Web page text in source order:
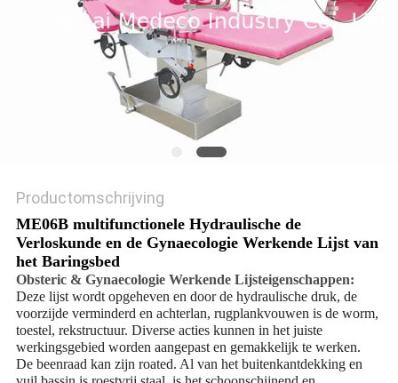
Productomschrijving
ME06B multifunctionele Hydraulische de
Verloskunde en de Gynaecologie Werkende Lijst van
het Baringsbed
Obsteric & Gynaecologie Werkende Lijsteigenschappen:
Deze lijst wordt opgeheven en door de hydraulische druk, de
voorzijde verminderd en achterlan, rugplankvouwen is de worm,
toestel, rekstructuur. Diverse acties kunnen in het juiste
werkingsgebied worden aangepast en gemakkelijk te werken.
De beenraad kan zijn roated. Al van het buitenkantdekking en